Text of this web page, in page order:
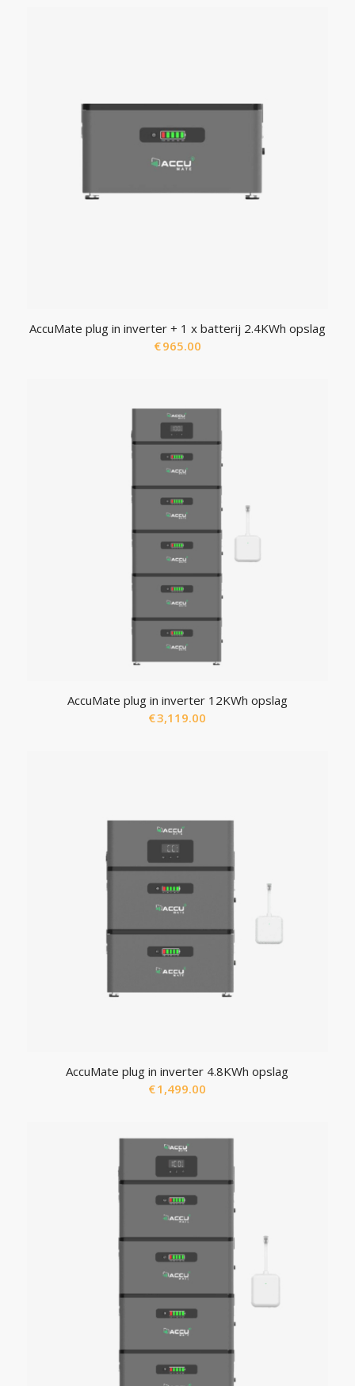
AccuMate plug in inverter + 1 x batterij 2.4KWh opslag
€965.00
AccuMate plug in inverter 12KWh opslag
€3,119.00
AccuMate plug in inverter 4.8KWh opslag
€1,499.00